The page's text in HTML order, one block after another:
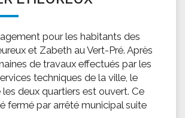
pour les habitants des
et Zabeth au Vert-Pré. Après
de travaux effectués par les
techniques de la ville, le
deux quartiers est ouvert. Ce
fermé par arrêté municipal suite